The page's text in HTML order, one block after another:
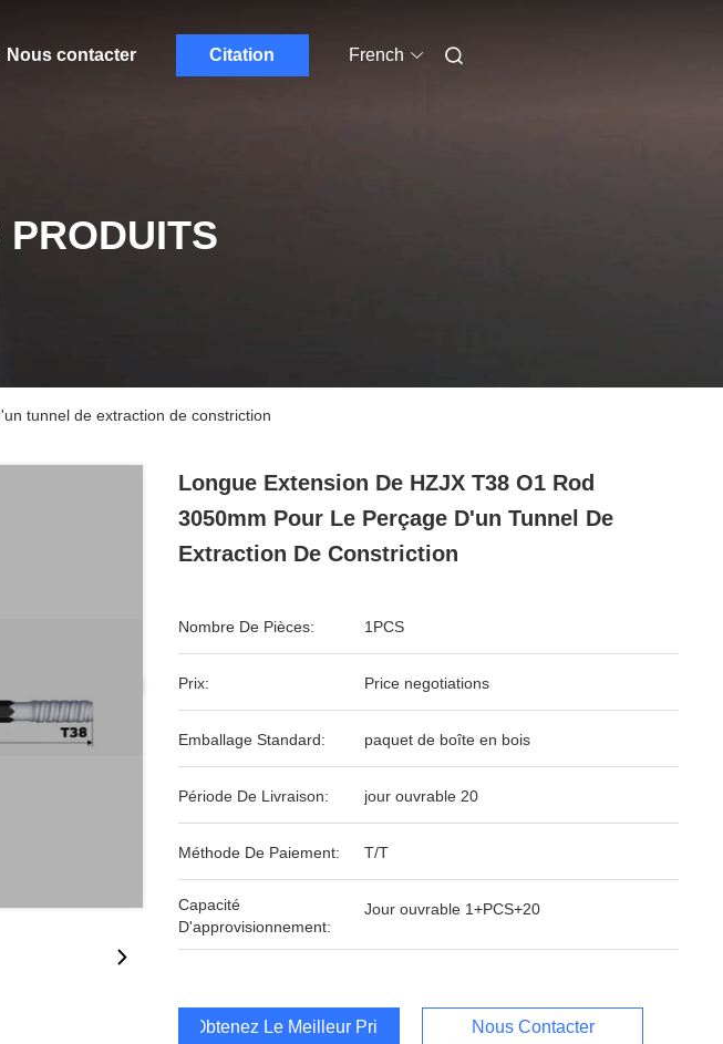
Nous contacter Citation French
tunnel de extraction de constriction
Longue Extension De HZJX T38 O1 Rod
3050mm Pour Le Perçage D'un Tunnel De
Extraction De Constriction
Nombre De Pièces: 1PCS
Prix: Price negotiations
Emballage Standard: paquet de boîte en bois
Période De Livraison: jour ouvrable 20
Méthode De Paiement: T/T
Capacité
D'approvisionnement:
Jour ouvrable 1+PCS+20
Obtenez Le Meilleur Prix Nous Contacter